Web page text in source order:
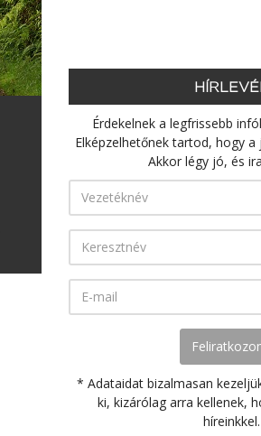
Érdekelnek a legfrissebb
Elképzelhetőnek tartod, hogy a
Akkor légy jó, és
* Adataidat bizalmasan
ki, kizárólag arra kellenek,
híreinkkel.